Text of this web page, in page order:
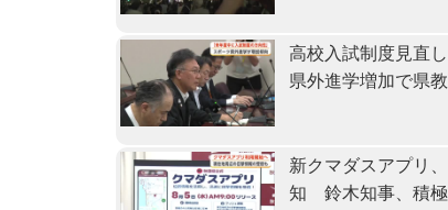
高校入試制度見直
県外進学増加で県
新クマダスアプリ
知 鈴木知事、積